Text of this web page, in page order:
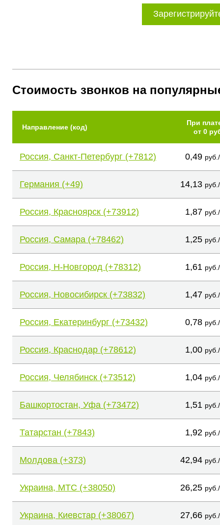
Стоимость звонков на
Направление (код)
При
от 0
Россия, Санкт-Петербург (+7812) 0,49
Германия (+49) 14,13
Россия, Красноярск (+73912) 1,87
Россия, Самара (+78462) 1,25
Россия, Н-Новгород (+78312) 1,61
Россия, Новосибирск (+73832) 1,47
Россия, Екатеринбург (+73432) 0,78
Россия, Краснодар (+78612) 1,00
Россия, Челябинск (+73512) 1,04
Башкортостан, Уфа (+73472) 1,51
Татарстан (+7843) 1,92
Молдова (+373) 42,94
Украина, МТС (+38050) 26,25
Украина, Киевстар (+38067) 27,66